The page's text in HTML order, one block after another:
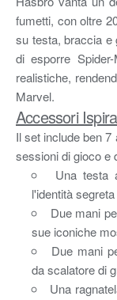
fumetti, con oltre
su testa, braccia e
di esporre
realistiche,
Marvel.
Accessori
Il set include ben
sessioni di gioco e
Una testa
l'identità
Due mani
sue iconiche
Due mani
da scalatore di
Una